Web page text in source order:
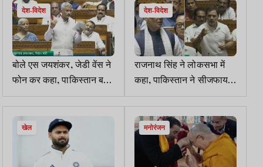
कर रहे
देश-विदेश
बोले एस जयशंकर, जेडी वेंस ने
फोन कर कहा, पाकिस्तान बड़ा
हमला कर सकता है, पीएम मोदी
ने कहा, मुंहतोड़ जवाब देंगे
देश-विदेश
राजनाथ सिंह ने लोकसभा में
कहा, पाकिस्तान ने सीजफायर
की गुहार लगाई, बोले राहुल
गांधी, ऑपरेशन रोका क्यों?
खेल मनोरंजन